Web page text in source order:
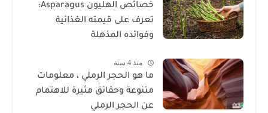
خصائص الهليون Asparagus:
تعرف على قيمته الغذائية
وفوائده المذهلة
منذ 4 سنة
ما هو الحجر الرملي ، معلومات
متنوعة وحقائق مثيرة للاهتمام
عن الحجر الرملي